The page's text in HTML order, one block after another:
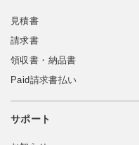
見積書
請求書
領収書・納品書
Paid請求書払い
サポート